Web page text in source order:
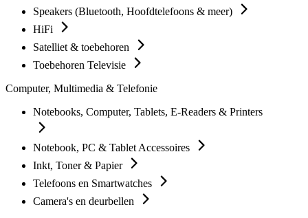
Speakers (Bluetooth, Hoofdtelefoons & meer)
HiFi
Satelliet & toebehoren
Toebehoren Televisie
Computer, Multimedia & Telefonie
Notebooks, Computer, Tablets, E-Readers & Printers
Notebook, PC & Tablet Accessoires
Inkt, Toner & Papier
Telefoons en Smartwatches
Camera's en deurbellen